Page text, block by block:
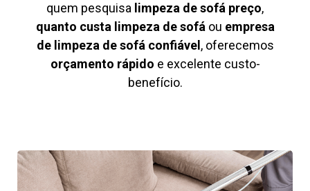
quem pesquisa limpeza de sofá preço,
quanto custa limpeza de sofáou empresa
de limpeza de sofá confiável , oferecemos
orçamento rápido e excelente custo-
benefício.